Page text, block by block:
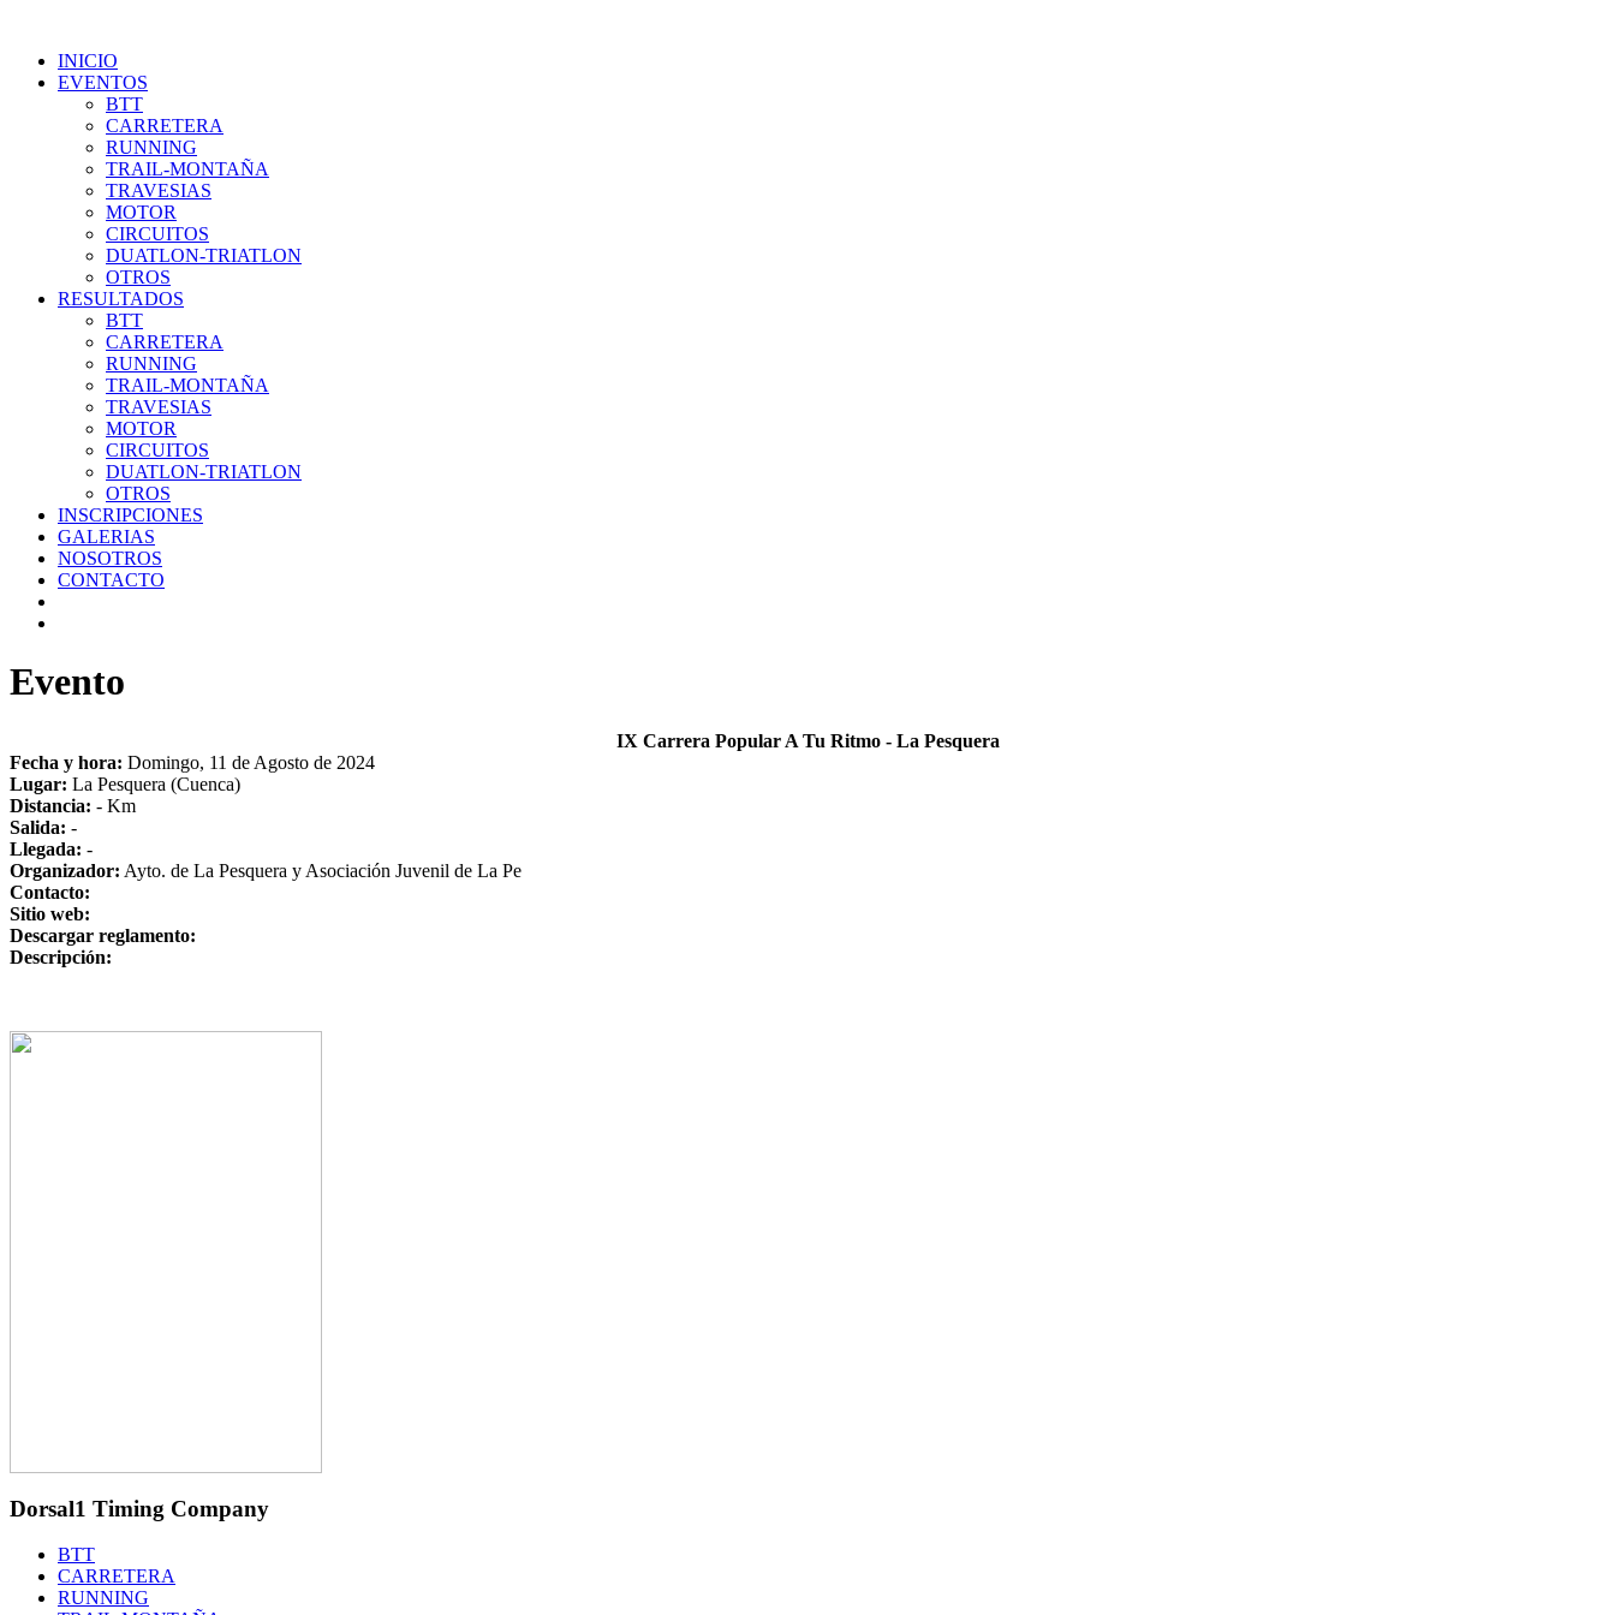
INICIO
EVENTOS
BTT
CARRETERA
RUNNING
TRAIL-MONTAÑA
TRAVESIAS
MOTOR
CIRCUITOS
DUATLON-TRIATLON
OTROS
RESULTADOS
BTT
CARRETERA
RUNNING
TRAIL-MONTAÑA
TRAVESIAS
MOTOR
CIRCUITOS
DUATLON-TRIATLON
OTROS
INSCRIPCIONES
GALERIAS
NOSOTROS
CONTACTO
Evento
IX Carrera Popular A Tu Ritmo - La Pesquera
Fecha y hora: Domingo, 11 de Agosto de 2024
Lugar: La Pesquera (Cuenca)
Distancia: - Km
Salida: -
Llegada: -
Organizador: Ayto. de La Pesquera y Asociación Juvenil de La Pe
Contacto:
Sitio web:
Descargar reglamento:
Descripción:
Dorsal1 Timing Company
BTT
CARRETERA
RUNNING